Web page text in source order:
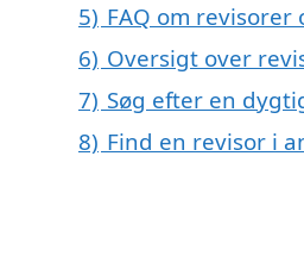
5) FAQ om
6) Oversigt over
7) Søg efter en
8) Find en revisor i